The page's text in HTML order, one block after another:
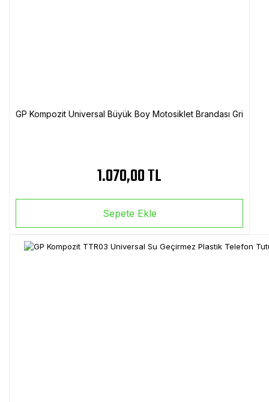
GP Kompozit Universal Büyük Boy Motosiklet Brandası Gri
1.070,00 TL
Sepete Ekle